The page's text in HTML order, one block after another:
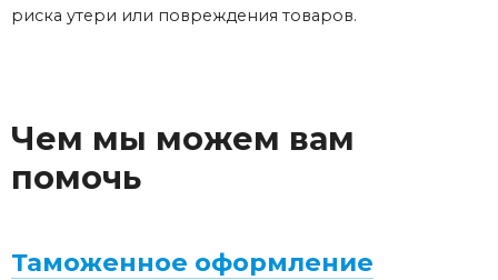
риска утери или повреждения товаров.
Чем мы можем вам
помочь
Таможенное оформление